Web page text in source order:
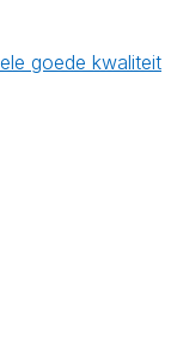
goede kwaliteit